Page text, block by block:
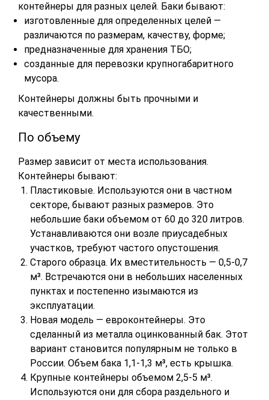
контейнеры для разных целей. Баки бывают:
изготовленные для определенных целей —
различаются по размерам, качеству, форме;
предназначенные для хранения ТБО;
созданные для перевозки крупногабаритного
мусора.
Контейнеры должны быть прочными и
качественными.
По объему
Размер зависит от места использования.
Контейнеры бывают:
Пластиковые. Используются они в частном
секторе, бывают разных размеров. Это
небольшие баки объемом от 60 до 320 литров.
Устанавливаются они возле приусадебных
участков, требуют частого опустошения.
Старого образца. Их вместительность — 0,5-0,7
м³. Встречаются они в небольших населенных
пунктах и постепенно изымаются из
эксплуатации.
Новая модель — евроконтейнеры. Это
сделанный из металла оцинкованный бак. Этот
вариант становится популярным не только в
России. Объем бака 1,1-1,3 м³, есть крышка.
Крупные контейнеры объемом 2,5-5 м³.
Используются они для сбора раздельного и